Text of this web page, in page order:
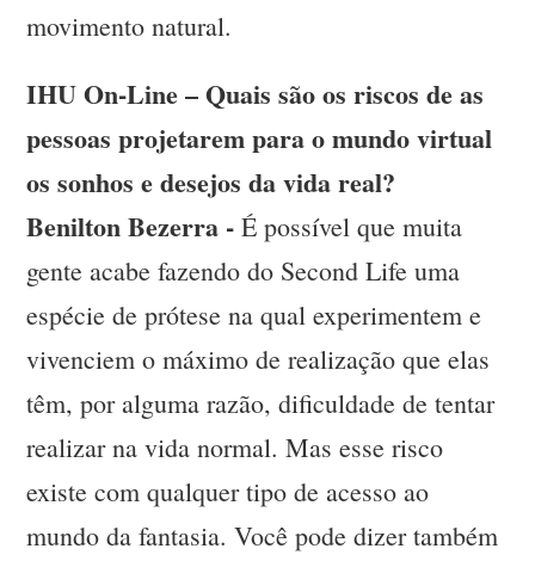
movimento natural.
IHU On-Line – Quais são os riscos de as
pessoas projetarem para o mundo virtual
os sonhos e desejos da vida real?
Benilton Bezerra - É possível que muita
gente acabe fazendo do Second Life uma
espécie de prótese na qual experimentem e
vivenciem o máximo de realização que elas
têm, por alguma razão, dificuldade de tentar
realizar na vida normal. Mas esse risco
existe com qualquer tipo de acesso ao
mundo da fantasia. Você pode dizer também